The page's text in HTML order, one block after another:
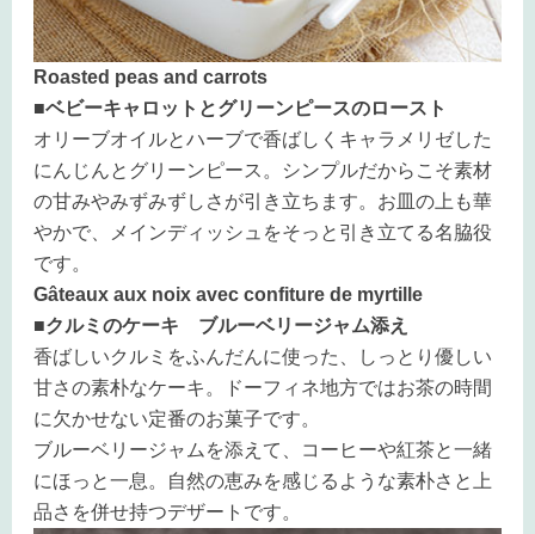
Roasted peas and carrots
■ベビーキャロットとグリーンピースのロースト
オリーブオイルとハーブで香ばしくキャラメリゼした
にんじんとグリーンピース。シンプルだからこそ素材
の甘みやみずみずしさが引き立ちます。お皿の上も華
やかで、メインディッシュをそっと引き立てる名脇役
です。
Gâteaux aux noix avec confiture de myrtille
■クルミのケーキ ブルーベリージャム添え
香ばしいクルミをふんだんに使った、しっとり優しい
甘さの素朴なケーキ。ドーフィネ地方ではお茶の時間
に欠かせない定番のお菓子です。
ブルーベリージャムを添えて、コーヒーや紅茶と一緒
にほっと一息。自然の恵みを感じるような素朴さと上
品さを併せ持つデザートです。